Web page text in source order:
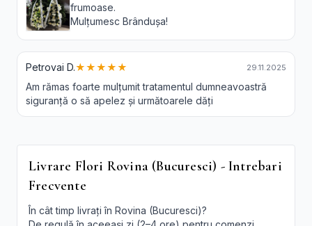
frumoase.
Mulțumesc Brândușa!
Petrovai D.★★★★★ 29.11.2025
Am rămas foarte mulțumit tratamentul dumneavoastră
siguranță o să apelez și următoarele dăți
Livrare Flori Rovina (Bucuresci) - Intrebari
Frecvente
În cât timp livrați în Rovina (Bucuresci)?